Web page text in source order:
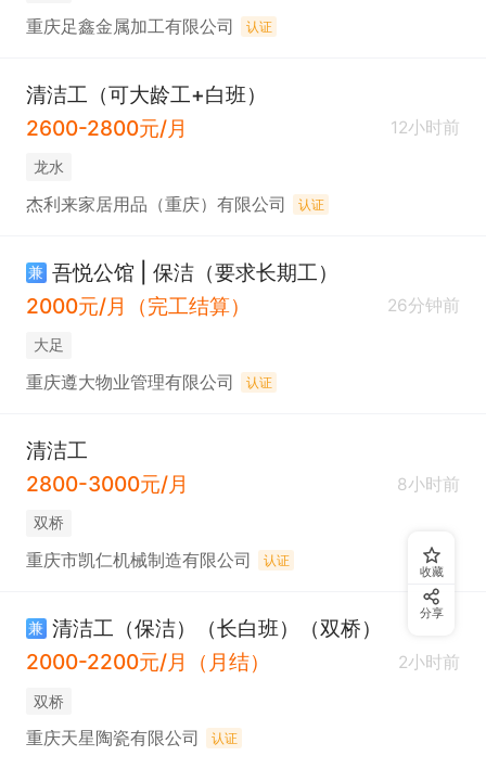
重庆足鑫金属加工有限公司 认证
清洁工（可大龄工+白班）
2600-2800元/月
12小时前
龙水
杰利来家居用品（重庆）有限公司 认证
兼 吾悦公馆 | 保洁（要求长期工）
2000元/月（完工结算）
26分钟前
大足
重庆遵大物业管理有限公司 认证
清洁工
2800-3000元/月
8小时前
双桥
重庆市凯仁机械制造有限公司 认证
兼 清洁工（保洁）（长白班）（双桥）
2000-2200元/月（月结）
2小时前
双桥
重庆天星陶瓷有限公司 认证
收藏
分享